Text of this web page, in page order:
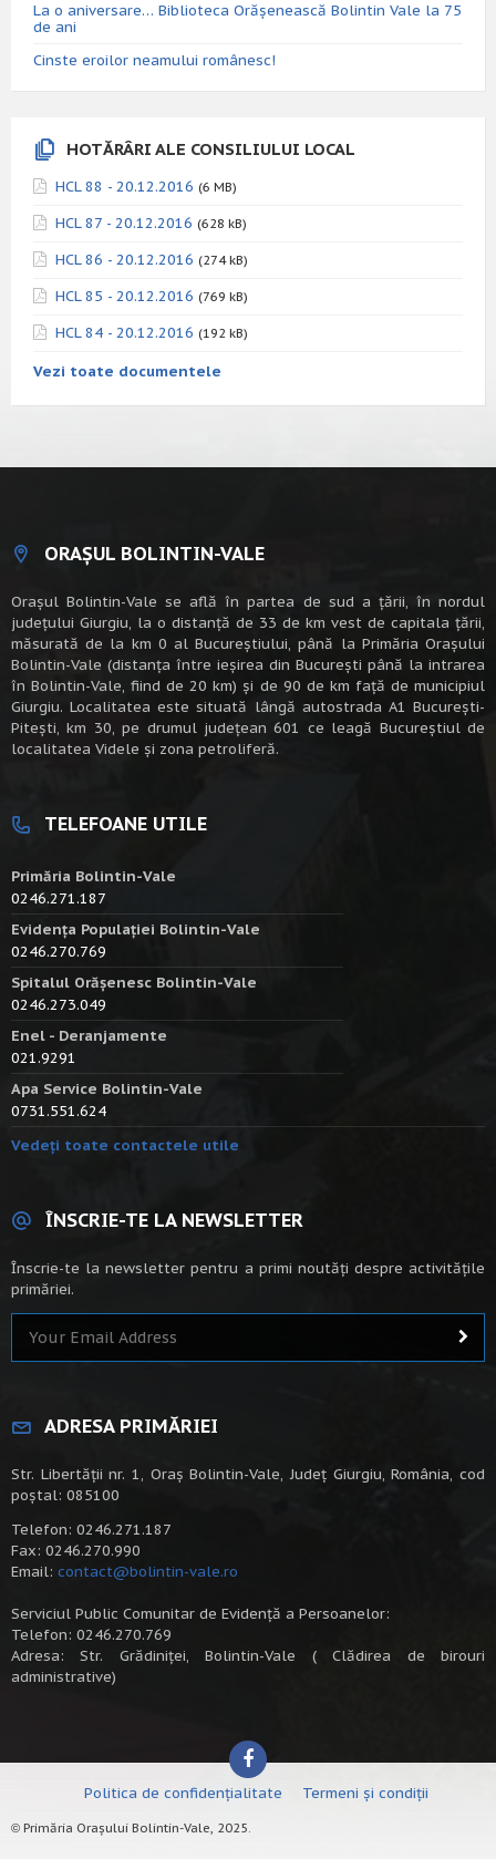
La o aniversare… Biblioteca Orăşenească Bolintin Vale la 75
de ani
Cinste eroilor neamului românesc!
HOTĂRÂRI ALE CONSILIULUI LOCAL
HCL 88 - 20.12.2016 (6 MB)
HCL 87 - 20.12.2016 (628 kB)
HCL 86 - 20.12.2016 (274 kB)
HCL 85 - 20.12.2016 (769 kB)
HCL 84 - 20.12.2016 (192 kB)
Vezi toate documentele
ORAȘUL BOLINTIN-VALE
Oraşul Bolintin-Vale se află în partea de sud a ţării, în nordul
judeţului Giurgiu, la o distanţă de 33 de km vest de capitala țării,
măsurată de la km 0 al Bucureștiului, până la Primăria Orașului
Bolintin-Vale (distanța între ieșirea din București până la intrarea
în Bolintin-Vale, fiind de 20 km) şi de 90 de km faţă de municipiul
Giurgiu. Localitatea este situată lângă autostrada A1 Bucureşti-
Piteşti, km 30, pe drumul judeţean 601 ce leagă Bucureştiul de
localitatea Videle şi zona petroliferă.
TELEFOANE UTILE
Primăria Bolintin-Vale
0246.271.187
Evidența Populației Bolintin-Vale
0246.270.769
Spitalul Orășenesc Bolintin-Vale
0246.273.049
Enel - Deranjamente
021.9291
Apa Service Bolintin-Vale
0731.551.624
Vedeți toate contactele utile
ÎNSCRIE-TE LA NEWSLETTER
Înscrie-te la newsletter pentru a primi noutăți despre activitățile
primăriei.
ADRESA PRIMĂRIEI
Str. Libertății nr. 1, Oraș Bolintin-Vale, Județ Giurgiu, România, cod
poștal: 085100
Telefon: 0246.271.187
Fax: 0246.270.990
Email: contact@bolintin-vale.ro
Serviciul Public Comunitar de Evidență a Persoanelor:
Telefon: 0246.270.769
Adresa: Str. Grădiniței, Bolintin-Vale ( Clădirea de birouri
administrative)
Politica de confidențialitate Termeni și condiții
© Primăria Orașului Bolintin-Vale, 2025.